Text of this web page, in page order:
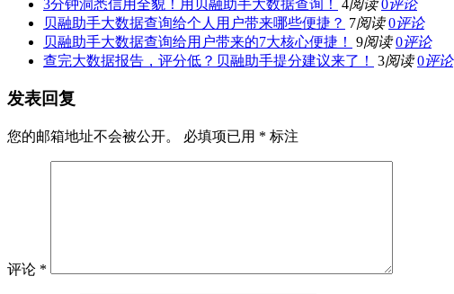
3分钟洞悉信用全貌！用贝融助手大数据查询！
4阅读 0评论
贝融助手大数据查询给个人用户带来哪些便捷？ 7阅读 0评论
贝融助手大数据查询给用户带来的7大核心便捷！
9阅读 0评论
查完大数据报告，评分低？贝融助手提分建议来了！
3阅读 0评论
发表回复
您的邮箱地址不会被公开。 必填项已用 * 标注
评论 *